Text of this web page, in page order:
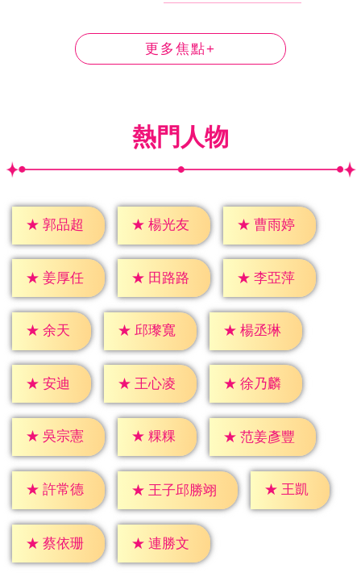
更多焦點+
熱門人物
★ 郭品超 ★ 楊光友 ★ 曹雨婷
★ 姜厚任 ★ 田路路 ★ 李亞萍
★ 余天 ★ 邱瓈寬 ★ 楊丞琳
★ 安迪 ★ 王心凌 ★ 徐乃麟
★ 吳宗憲 ★ 粿粿 ★ 范姜彥豐
★ 許常德 ★ 王子邱勝翊 ★ 王凱
★ 蔡依珊 ★ 連勝文